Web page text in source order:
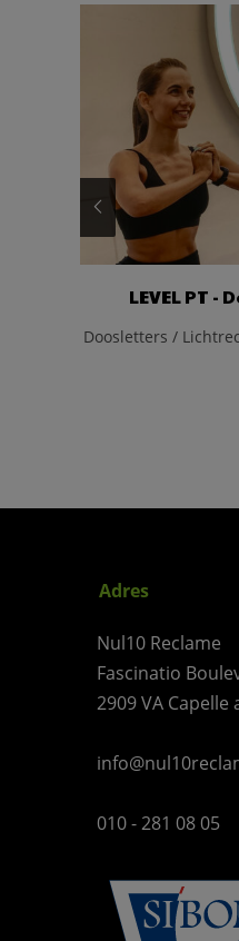
LEVEL PT
Doosletters /
Adres
Nul10 Reclame
Fascinatio
2909 VA Capelle
010 - 281 08 05